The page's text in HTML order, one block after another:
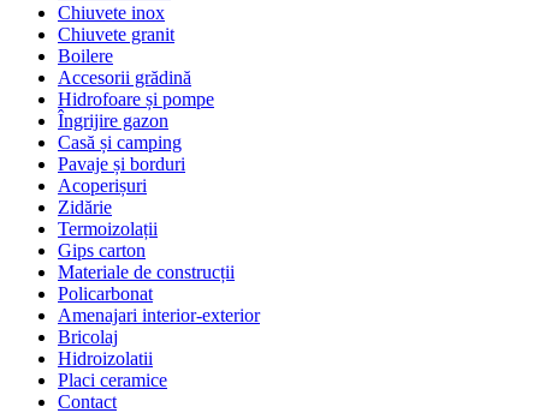
Chiuvete inox
Chiuvete granit
Boilere
Accesorii grădină
Hidrofoare și pompe
Îngrijire gazon
Casă și camping
Pavaje și borduri
Acoperișuri
Zidărie
Termoizolații
Gips carton
Materiale de construcții
Policarbonat
Amenajari interior-exterior
Bricolaj
Hidroizolatii
Placi ceramice
Contact